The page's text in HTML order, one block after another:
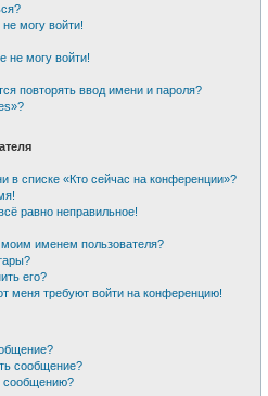
могу войти!
не могу войти!
повторять ввод имени и пароля?
в списке «Кто сейчас на конференции»?
равно неправильное!
именем пользователя?
его?
меня требуют войти на конференцию!
сообщение?
сообщению?